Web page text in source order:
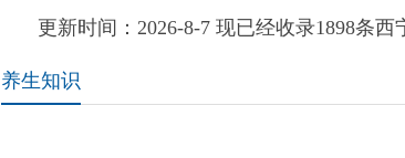
更新时间：2026-8-7 现已经收录1898条
养生知识